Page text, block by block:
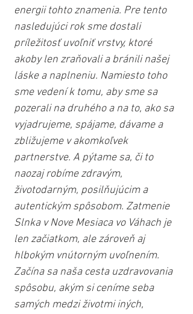
energii tohto znamenia. Pre tento
nasledujúci rok sme dostali
príležitosť uvoľniť vrstvy, ktoré
akoby len zraňovali a bránili našej
láske a naplneniu. Namiesto toho
sme vedení k tomu, aby sme sa
pozerali na druhého a na to, ako sa
vyjadrujeme, spájame, dávame a
zbližujeme v akomkoľvek
partnerstve. A pýtame sa, či to
naozaj robíme zdravým,
životodarným, posilňujúcim a
autentickým spôsobom. Zatmenie
Slnka v Nove Mesiaca vo Váhach je
len začiatkom, ale zároveň aj
hlbokým vnútorným uvoľnením.
Začína sa naša cesta uzdravovania
spôsobu, akým si ceníme seba
samých medzi životmi iných,